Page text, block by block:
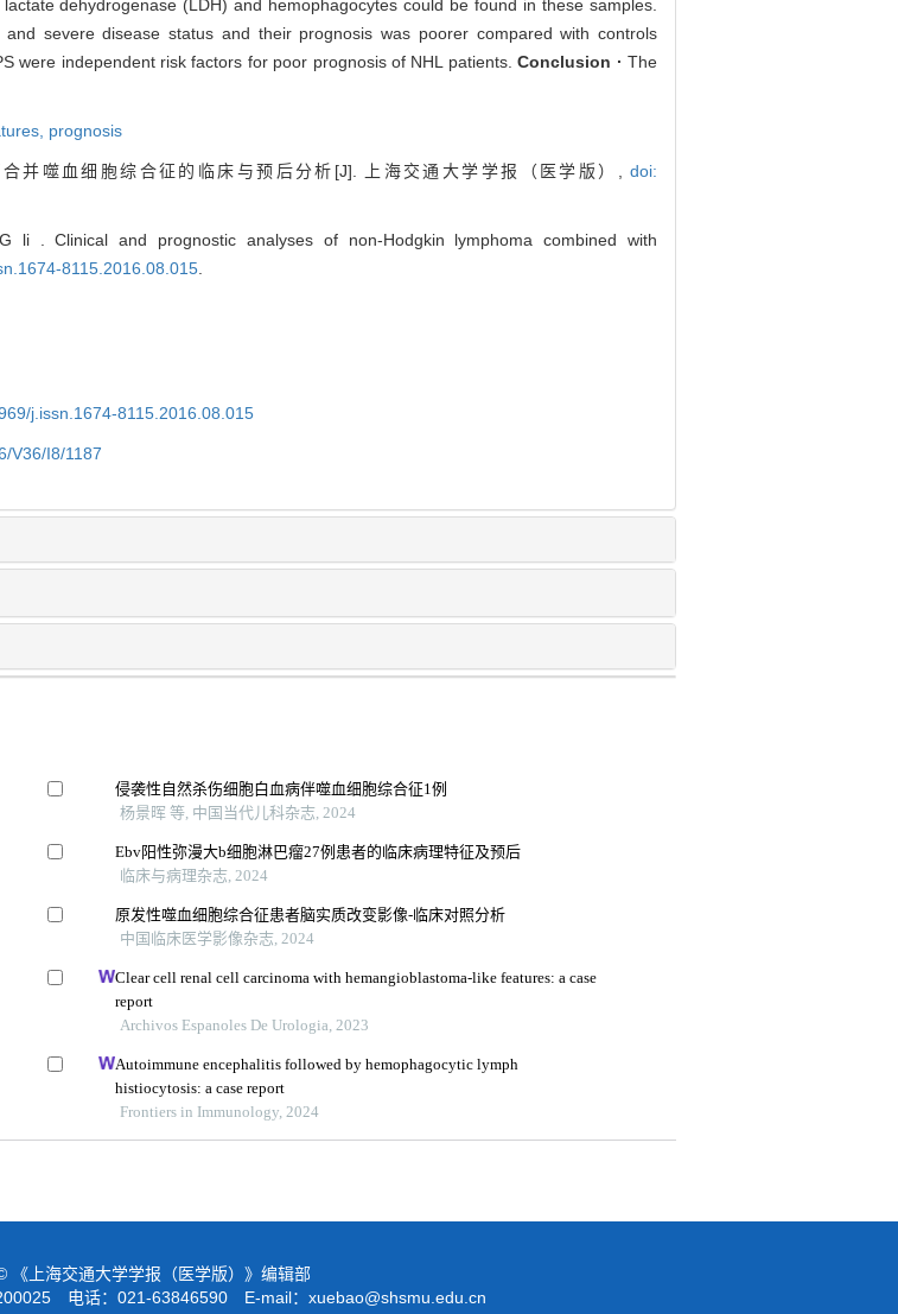
dehydrogenase (LDH) and hemophagocytes could be found in these samples.
severe disease status and their prognosis was poorer compared with controls
were independent risk factors for poor prognosis of NHL patients.Conclusion · The
prognosis
并噬血细胞综合征的临床与预后分析[J]. 上海交通大学学报（医学版）,doi:
li . Clinical and prognostic analyses of non-Hodgkin lymphoma combined with
8115.2016.08.015.
j.issn.1674-8115.2016.08.015
V36/I8/1187
侵袭性自然杀伤细胞白血病伴噬血细胞综合征1例
杨景晖 等, 中国当代儿科杂志, 2024
Ebv阳性弥漫大b细胞淋巴瘤27例患者的临床病理特征及预后
临床与病理杂志, 2024
原发性噬血细胞综合征患者脑实质改变影像-临床对照分析
中国临床医学影像杂志, 2024
Clear cell renal cell carcinoma with hemangioblastoma-like features: a case
report
Archivos Espanoles De Urologia, 2023
Autoimmune encephalitis followed by hemophagocytic lymph
histiocytosis: a case report
Frontiers in Immunology, 2024
《上海交通大学学报（医学版）》编辑部
电话：021-63846590 E-mail： xuebao@shsmu.edu.cn